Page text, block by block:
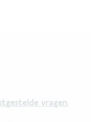
vragen